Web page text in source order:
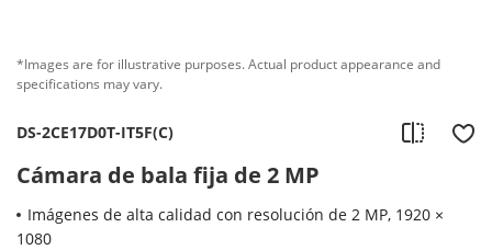
*Images are for illustrative purposes. Actual product appearance and
specifications may vary.
DS-2CE17D0T-IT5F(C)
Cámara de bala fija de 2 MP
Imágenes de alta calidad con resolución de 2 MP, 1920 ×
1080